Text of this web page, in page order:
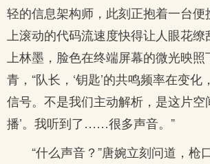
轻的信息架构师，此刻正抱着一台便
上滚动的代码流速度快得让人眼花
上林墨，脸色在终端屏幕的微光映
青，“队长，‘钥匙’的共鸣频率在变
信号。不是我们主动解析，是这片空
播’。我听到了……很多声音。”
“什么声音？”唐婉立刻问道，枪